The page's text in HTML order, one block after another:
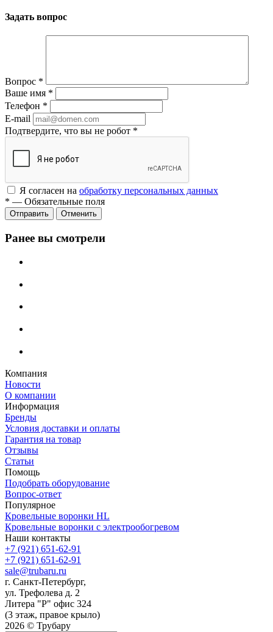
Задать вопрос
Вопрос *
Ваше имя *
Телефон *
E-mail
Подтвердите, что вы не робот *
Я согласен на обработку персональных данных
* — Обязательные поля
Отменить
Ранее вы смотрели
Компания
Новости
О компании
Информация
Бренды
Условия доставки и оплаты
Гарантия на товар
Отзывы
Статьи
Помощь
Подобрать оборудование
Вопрос-ответ
Популярное
Кровельные воронки HL
Кровельные воронки с электрообогревом
Наши контакты
+7 (921) 651-62-91
+7 (921) 651-62-91
sale@trubaru.ru
г. Санкт-Петербург,
ул. Трефолева д. 2
Литера "Р" офис 324
(3 этаж, правое крыло)
2026 © Трубару